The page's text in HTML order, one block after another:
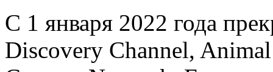
С 1 января 2022 года
Discovery Channel,